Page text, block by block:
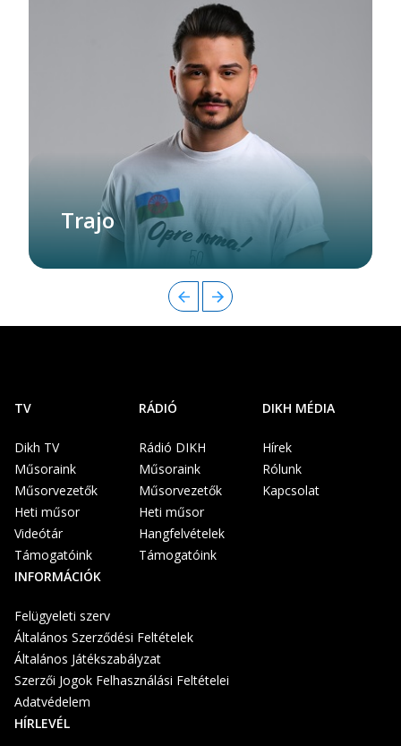
Trajo
TV
Dikh TV
Műsoraink
Műsorvezetők
Heti műsor
Videótár
Támogatóink
RÁDIÓ
Rádió DIKH
Műsoraink
Műsorvezetők
Heti műsor
Hangfelvételek
Támogatóink
DIKH MÉDIA
Hírek
Rólunk
Kapcsolat
INFORMÁCIÓK
Felügyeleti szerv
Általános Szerződési Feltételek
Általános Játékszabályzat
Szerzői Jogok Felhasználási Feltételei
Adatvédelem
HÍRLEVÉL